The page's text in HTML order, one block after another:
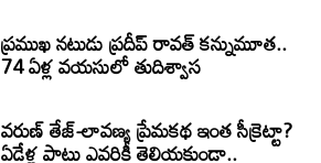
ప్రముఖ నటుడు ప్రదీప్ రావత్ కన్నుమూత..
74 ఏళ్ల వయసులో తుదిశ్వాస
వరుణ్ తేజ్-లావణ్య ప్రేమకథ ఇంత సీక్రెట్టా?
ఏడేళ్ల పాటు ఎవరికీ తెలియకుండా..